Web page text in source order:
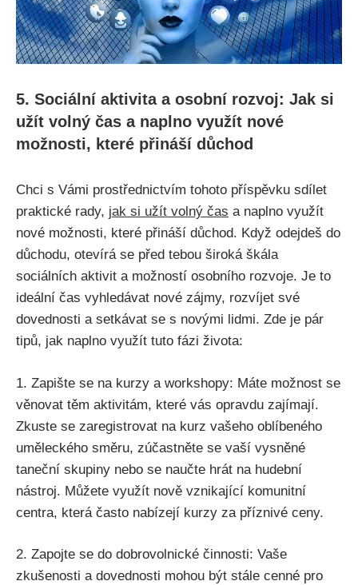
5. Sociální aktivita a osobní rozvoj: Jak si
užít volný čas a naplno využít nové
možnosti, které přináší důchod
Chci s Vámi prostřednictvím tohoto příspěvku sdílet
praktické rady, jak si užít volný čas a naplno využít
nové možnosti, které přináší důchod. Když odejdeš do
důchodu, otevírá se před tebou široká škála
sociálních aktivit a možností osobního rozvoje. Je to
ideální čas vyhledávat nové zájmy, rozvíjet své
dovednosti a setkávat se s novými lidmi. Zde je pár
tipů, jak naplno využít tuto fázi života:
1. Zapište se na kurzy a workshopy: Máte možnost se
věnovat těm aktivitám, které vás opravdu zajímají.
Zkuste se zaregistrovat na kurz vašeho oblíbeného
uměleckého směru, zúčastněte se vaší vysněné
taneční skupiny nebo se naučte hrát na hudební
nástroj. Můžete využít nově vznikající komunitní
centra, která často nabízejí kurzy za příznivé ceny.
2. Zapojte se do dobrovolnické činnosti: Vaše
zkušenosti a dovednosti mohou být stále cenné pro